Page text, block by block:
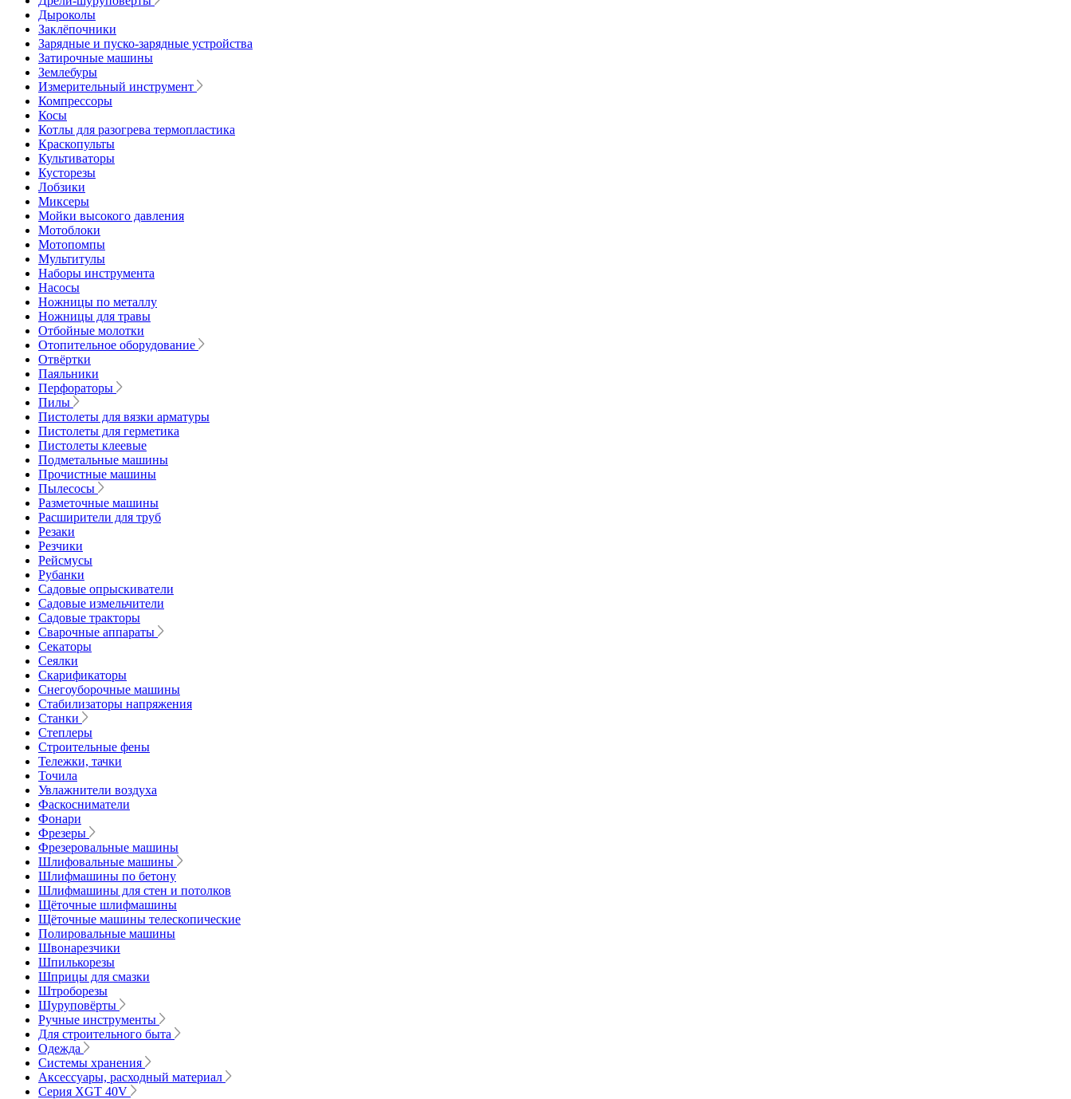
Дыроколы
Заклёпочники
Зарядные и пуско-зарядные устройства
Затирочные машины
Землебуры
Измерительный инструмент
Компрессоры
Косы
Котлы для разогрева термопластика
Краскопульты
Культиваторы
Кусторезы
Лобзики
Миксеры
Мойки высокого давления
Мотоблоки
Мотопомпы
Мультитулы
Наборы инструмента
Насосы
Ножницы по металлу
Ножницы для травы
Отбойные молотки
Отопительное оборудование
Отвёртки
Паяльники
Перфораторы
Пилы
Пистолеты для вязки арматуры
Пистолеты для герметика
Пистолеты клеевые
Подметальные машины
Прочистные машины
Пылесосы
Разметочные машины
Расширители для труб
Резаки
Резчики
Рейсмусы
Рубанки
Садовые опрыскиватели
Садовые измельчители
Садовые тракторы
Сварочные аппараты
Секаторы
Сеялки
Скарификаторы
Снегоуборочные машины
Стабилизаторы напряжения
Станки
Степлеры
Строительные фены
Тележки, тачки
Точила
Увлажнители воздуха
Фаскосниматели
Фонари
Фрезеры
Фрезеровальные машины
Шлифовальные машины
Шлифмашины по бетону
Шлифмашины для стен и потолков
Щёточные шлифмашины
Щёточные машины телескопические
Полировальные машины
Швонарезчики
Шпилькорезы
Шприцы для смазки
Штроборезы
Шуруповёрты
Ручные инструменты
Для строительного быта
Одежда
Системы хранения
Аксессуары, расходный материал
Серия XGT 40V